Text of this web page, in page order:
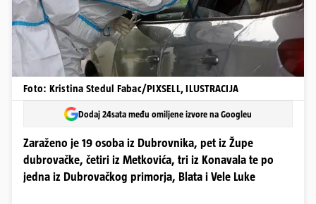
Foto: Kristina Stedul Fabac/PIXSELL, ILUSTRACIJA
Dodaj 24sata među omiljene izvore na Googleu
Zaraženo je 19 osoba iz Dubrovnika, pet iz Župe
dubrovačke, četiri iz Metkovića, tri iz Konavala te po
jedna iz Dubrovačkog primorja, Blata i Vele Luke